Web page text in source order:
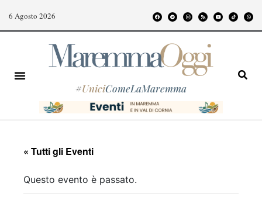
6 Agosto 2026
#UniciComeLaMaremma
« Tutti gli Eventi
Questo evento è passato.